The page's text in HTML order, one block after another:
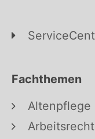
Fachthemen
Altenpflege